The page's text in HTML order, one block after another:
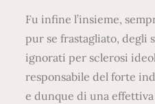
Fu infine l’insieme,
pur se frastagliato, degli
ignorati per sclerosi
responsabile del forte
e dunque di una